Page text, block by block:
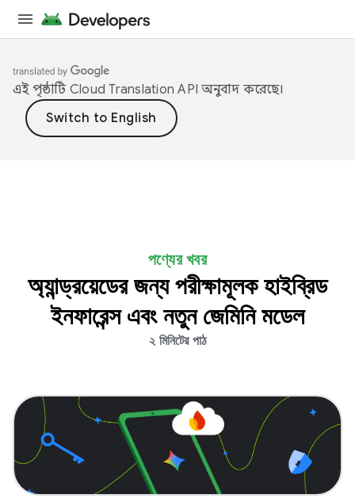
এই পৃষ্ঠাটি Cloud Translation API অনুবাদ করেছে।
পণ্যের খবর
অ্যান্ড্রয়েডের জন্য পরীক্ষামূলক হাইব্রিড
ইনফারেন্স এবং নতুন জেমিনি মডেল
২ মিনিটের পাঠ